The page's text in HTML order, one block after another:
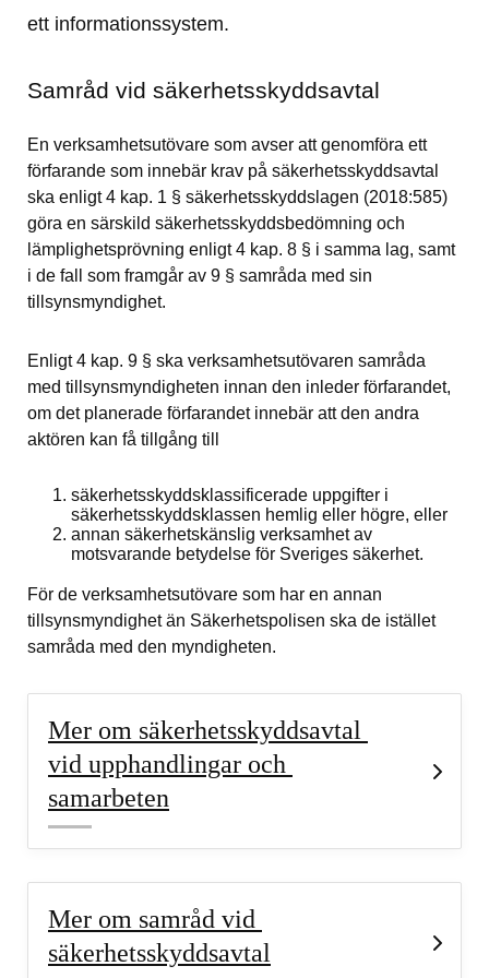
ett informationssystem.
Samråd vid säkerhetsskyddsavtal
En verksamhetsutövare som avser att genomföra ett
förfarande som innebär krav på säkerhetsskyddsavtal
ska enligt 4 kap. 1 § säkerhetsskyddslagen (2018:585)
göra en särskild säkerhetsskyddsbedömning och
lämplighetsprövning enligt 4 kap. 8 § i samma lag, samt
i de fall som framgår av 9 § samråda med sin
tillsynsmyndighet.
Enligt 4 kap. 9 § ska verksamhetsutövaren samråda
med tillsynsmyndigheten innan den inleder förfarandet,
om det planerade förfarandet innebär att den andra
aktören kan få tillgång till
säkerhetsskyddsklassificerade uppgifter i
säkerhetsskyddsklassen hemlig eller högre, eller
annan säkerhetskänslig verksamhet av
motsvarande betydelse för Sveriges säkerhet.
För de verksamhetsutövare som har en annan
tillsynsmyndighet än Säkerhetspolisen ska de istället
samråda med den myndigheten.
Mer om säkerhetsskyddsavtal
vid upphandlingar och
samarbeten
Mer om samråd vid
säkerhetsskyddsavtal